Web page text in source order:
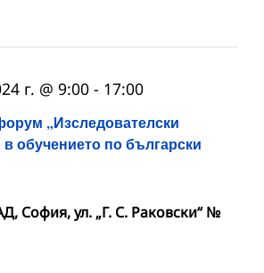
„Изследователски
обучението по български
г. @ 9:00 - 17:00
София, ул. „Г. С. Раковски“ №